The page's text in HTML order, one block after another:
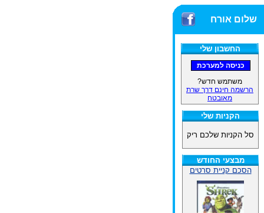
שלום אורח
החשבון שלי
משתמש חדש?
הרשמה חינם דרך שרת
מאובטח
הקניות שלי
סל הקניות שלכם ריק
מבצעי החודש
הסכם קניית סרטים